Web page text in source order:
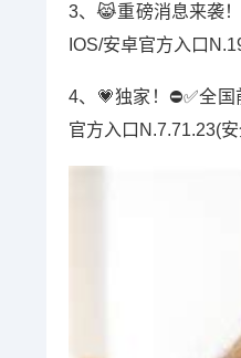
3、😹重磅消息来袭
IOS/安卓官方入口
4、💗独家！⛔️✅全
官方入口N.7.71.23(